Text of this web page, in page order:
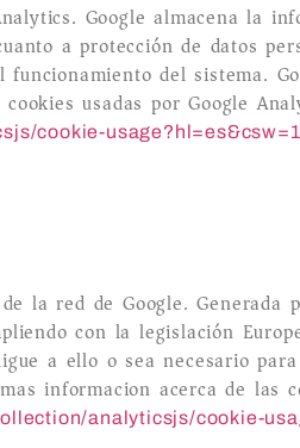
Google almacena la
a protección de datos
del sistema.
usadas por Google
cookie-usage?hl=es&csw=1
la red de Google. Generada
con la legislación
a ello o sea necesario
informacion acerca de las
analyticsjs/cookie-